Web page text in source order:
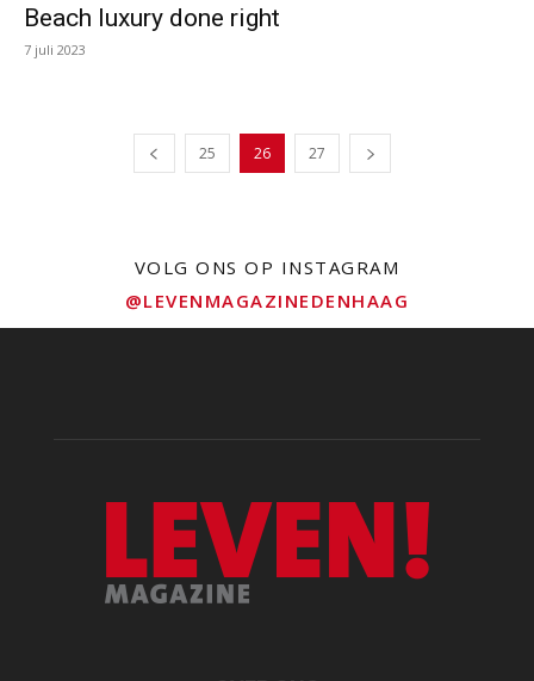
Beach luxury done right
7 juli 2023
25 26 27
VOLG ONS OP INSTAGRAM
@LEVENMAGAZINEDENHAAG